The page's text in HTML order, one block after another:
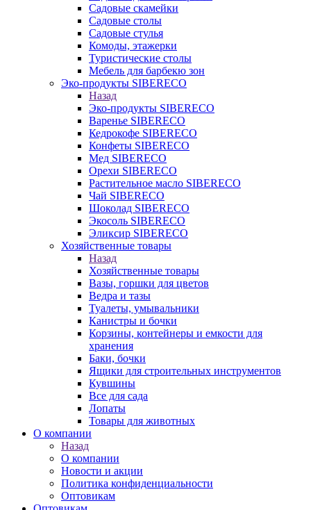
Садовые скамейки
Садовые столы
Садовые стулья
Комоды, этажерки
Туристические столы
Мебель для барбекю зон
Эко-продукты SIBERECO
Назад
Эко-продукты SIBERECO
Варенье SIBERECO
Кедрокофе SIBERECO
Конфеты SIBERECO
Мед SIBERECO
Орехи SIBERECO
Растительное масло SIBERECO
Чай SIBERECO
Шоколад SIBERECO
Экосоль SIBERECO
Эликсир SIBERECO
Хозяйственные товары
Назад
Хозяйственные товары
Вазы, горшки для цветов
Ведра и тазы
Туалеты, умывальники
Канистры и бочки
Корзины, контейнеры и емкости для
хранения
Баки, бочки
Ящики для строительных инструментов
Кувшины
Все для сада
Лопаты
Товары для животных
О компании
Назад
О компании
Новости и акции
Политика конфиденциальности
Оптовикам